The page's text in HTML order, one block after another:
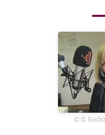
© ©